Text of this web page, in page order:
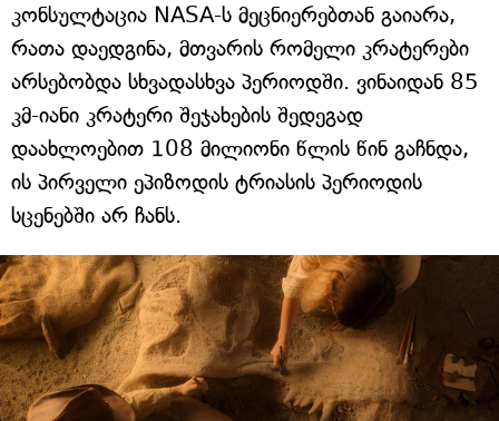
კონსულტაცია NASA-ს მეცნიერებთან გაიარა,
რათა დაედგინა, მთვარის რომელი კრატერები
არსებობდა სხვადასხვა პერიოდში. ვინაიდან 85
კმ-იანი კრატერი შეჯახების შედეგად
დაახლოებით 108 მილიონი წლის წინ გაჩნდა,
ის პირველი ეპიზოდის ტრიასის პერიოდის
სცენებში არ ჩანს.